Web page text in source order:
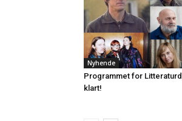
Nyhende
Programmet for
klart!